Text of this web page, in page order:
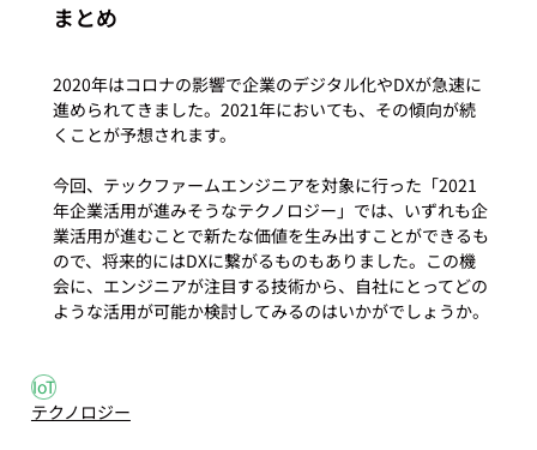
まとめ
2020年はコロナの影響で企業のデジタル化やDXが急速に
進められてきました。2021年においても、その傾向が続
くことが予想されます。
今回、テックファームエンジニアを対象に行った「2021
年企業活用が進みそうなテクノロジー」では、いずれも企
業活用が進むことで新たな価値を生み出すことができるも
ので、将来的にはDXに繋がるものもありました。この機
会に、エンジニアが注目する技術から、自社にとってどの
ような活用が可能か検討してみるのはいかがでしょうか。
IoT
テクノロジー